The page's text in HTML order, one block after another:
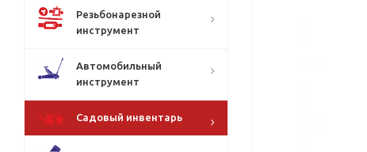
Резьбонарезной
инструмент
Автомобильный
инструмент
Садовый инвентарь